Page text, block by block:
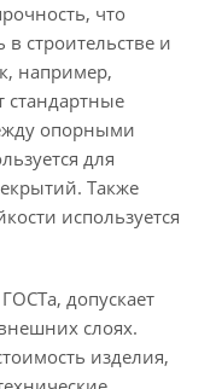
что
в строительстве и
например,
опорными
для
Также
используется
допускает
слоях.
изделия,